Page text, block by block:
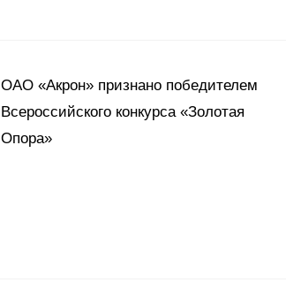
ОАО «Акрон» признано победителем
Всероссийского конкурса «Золотая
Опора»